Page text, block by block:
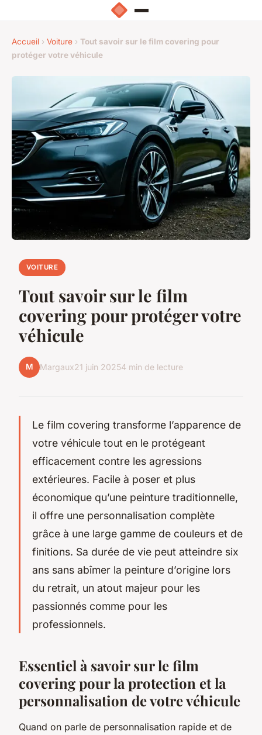
Accueil › Voiture › Tout savoir sur le film covering pour
protéger votre véhicule
VOITURE
Tout savoir sur le film
covering pour protéger votre
véhicule
M Margaux21 juin 20254 min de lecture
Le film covering transforme l’apparence de
votre véhicule tout en le protégeant
efficacement contre les agressions
extérieures. Facile à poser et plus
économique qu’une peinture traditionnelle,
il offre une personnalisation complète
grâce à une large gamme de couleurs et de
finitions. Sa durée de vie peut atteindre six
ans sans abîmer la peinture d’origine lors
du retrait, un atout majeur pour les
passionnés comme pour les
professionnels.
Essentiel à savoir sur le film
covering pour la protection et la
personnalisation de votre véhicule
Quand on parle de personnalisation rapide et de